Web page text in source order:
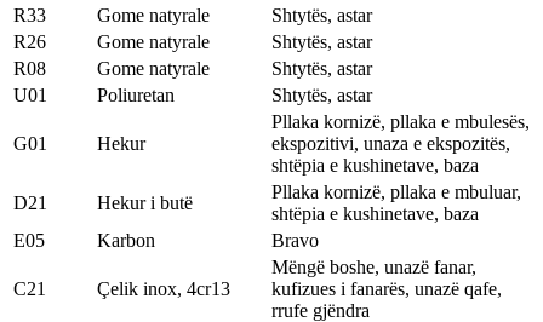
R33
Gome natyrale
Shtytës, astar
R26
Gome natyrale
Shtytës, astar
R08
Gome natyrale
Shtytës, astar
U01
Poliuretan Shtytës, astar
G01 Hekur
Pllaka kornizë, pllaka e mbulesës,
ekspozitivi, unaza e ekspozitës,
shtëpia e kushinetave, baza
D21
Hekur i butë
Pllaka kornizë, pllaka e mbuluar,
shtëpia e kushinetave, baza
E05
Karbon Bravo
C21 Çelik inox, 4cr13
Mëngë boshe, unazë fanar,
kufizues i fanarës, unazë qafe,
rrufe gjëndra